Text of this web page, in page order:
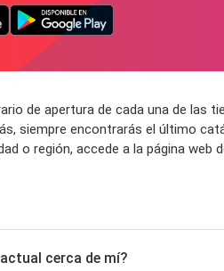
de apertura de cada una de las
siempre encontrarás el último
o región, accede a la página web
cerca de mí?